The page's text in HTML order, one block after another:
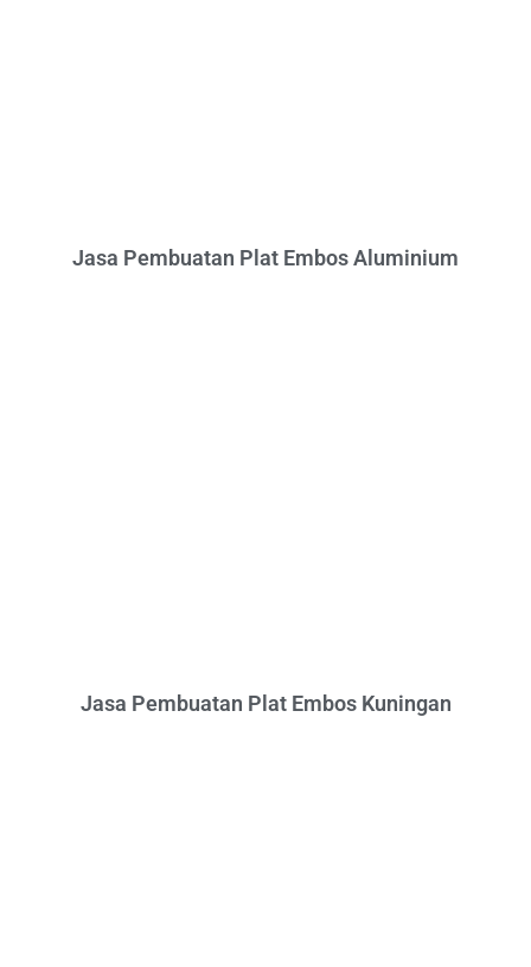
Jasa Pembuatan Plat Embos Aluminium
Jasa Pembuatan Plat Embos Kuningan